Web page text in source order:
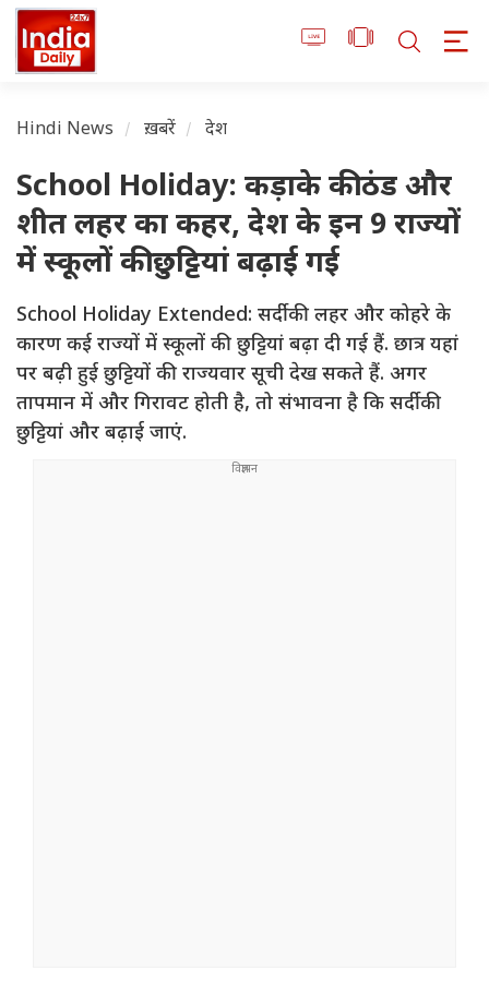
Hindi News ख़बरें देश
School Holiday: कड़ाके की ठंड और
शीत लहर का कहर, देश के इन 9 राज्यों
में स्कूलों की छुट्टियां बढ़ाई गई
School Holiday Extended: सर्दी की लहर और कोहरे के
कारण कई राज्यों में स्कूलों की छुट्टियां बढ़ा दी गई हैं. छात्र यहां
पर बढ़ी हुई छुट्टियों की राज्यवार सूची देख सकते हैं. अगर
तापमान में और गिरावट होती है, तो संभावना है कि सर्दी की
छुट्टियां और बढ़ाई जाएं.